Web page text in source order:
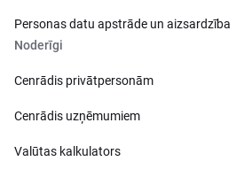
Personas datu apstrāde un aizsardzība
Noderīgi
Cenrādis privātpersonām
Cenrādis uzņēmumiem
Valūtas kalkulators